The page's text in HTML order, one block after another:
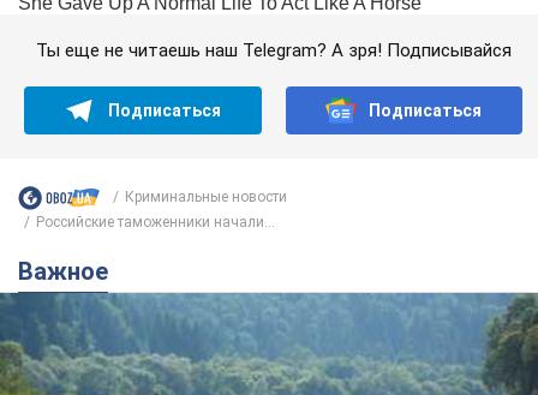
Ты еще не читаешь наш Telegram? А зря! Подписывайся
Подписаться Подписаться
Криминальные новости
Российские таможенники начали...
Важное